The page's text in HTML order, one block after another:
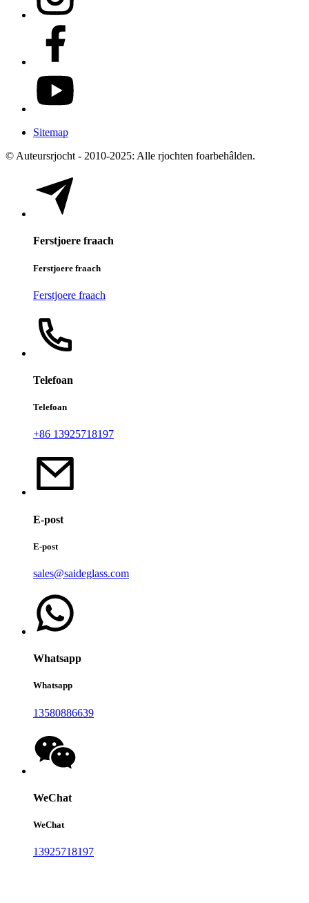
Sitemap
© Auteursrjocht - 2010-2025: Alle rjochten foarbehâlden.
Ferstjoere fraach
Ferstjoere fraach
Ferstjoere fraach
Telefoan
Telefoan
+86 13925718197
E-post
E-post
sales@saideglass.com
Whatsapp
Whatsapp
13580886639
WeChat
WeChat
13925718197